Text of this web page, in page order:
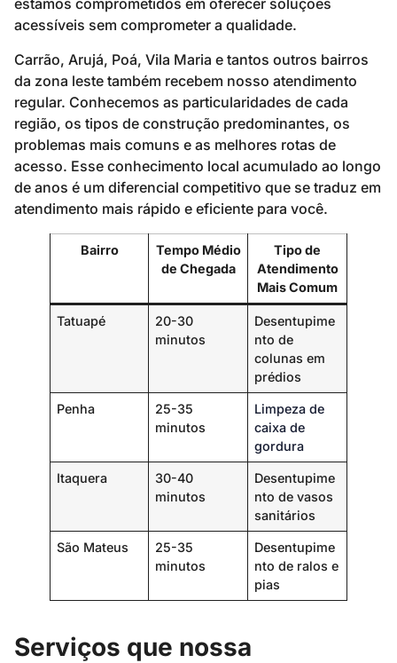
estamos comprometidos em oferecer soluções
acessíveis sem comprometer a qualidade.
Carrão, Arujá, Poá, Vila Maria e tantos outros bairros
da zona leste também recebem nosso atendimento
regular. Conhecemos as particularidades de cada
região, os tipos de construção predominantes, os
problemas mais comuns e as melhores rotas de
acesso. Esse conhecimento local acumulado ao longo
de anos é um diferencial competitivo que se traduz em
atendimento mais rápido e eficiente para você.
Bairro
Tempo Médio
de Chegada
Tipo de
Atendimento
Mais Comum
Tatuapé
20-30
minutos
Desentupime
nto de
colunas em
prédios
Penha
25-35
minutos
Limpeza de
caixa de
gordura
Itaquera
30-40
minutos
Desentupime
nto de vasos
sanitários
São Mateus
25-35
minutos
Desentupime
nto de ralos e
pias
Serviços que nossa